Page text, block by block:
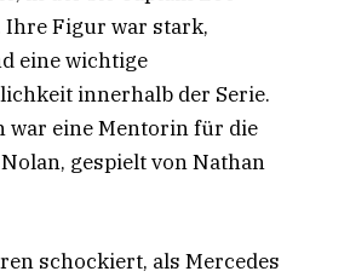
Ihre Figur war stark,
eine wichtige
innerhalb der Serie.
war eine Mentorin für die
gespielt von Nathan
schockiert, als Mercedes